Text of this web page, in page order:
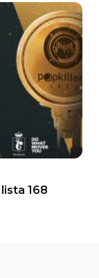
168